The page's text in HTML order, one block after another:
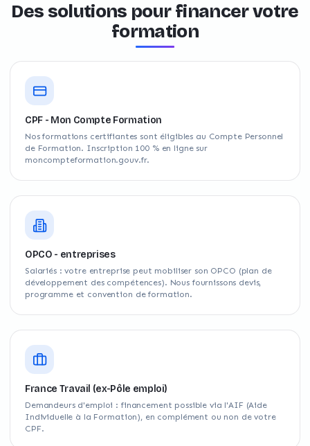
Des solutions pour financer votre
formation
CPF - Mon Compte Formation
Nos formations certifiantes sont éligibles au Compte Personnel
de Formation. Inscription 100 % en ligne sur
moncompteformation.gouv.fr.
OPCO - entreprises
Salariés : votre entreprise peut mobiliser son OPCO (plan de
développement des compétences). Nous fournissons devis,
programme et convention de formation.
France Travail (ex-Pôle emploi)
Demandeurs d'emploi : financement possible via l'AIF (Aide
Individuelle à la Formation), en complément ou non de votre
CPF.